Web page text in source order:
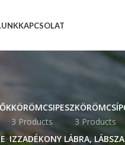
KAPCSOLAT
KÖRÖMCSIPESZ
3 Products
3 Products
IZZADÉKONY LÁBRA,